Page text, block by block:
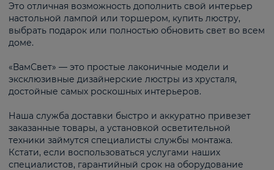
Это отличная возможность дополнить свой интерьер
настольной лампой или торшером, купить люстру,
выбрать подарок или полностью обновить свет во всем
доме.
«ВамСвет» — это простые лаконичные модели и
эксклюзивные дизайнерские люстры из хрусталя,
достойные самых роскошных интерьеров.
Наша служба доставки быстро и аккуратно привезет
заказанные товары, а установкой осветительной
техники займутся специалисты службы монтажа.
Кстати, если воспользоваться услугами наших
специалистов, гарантийный срок на оборудование